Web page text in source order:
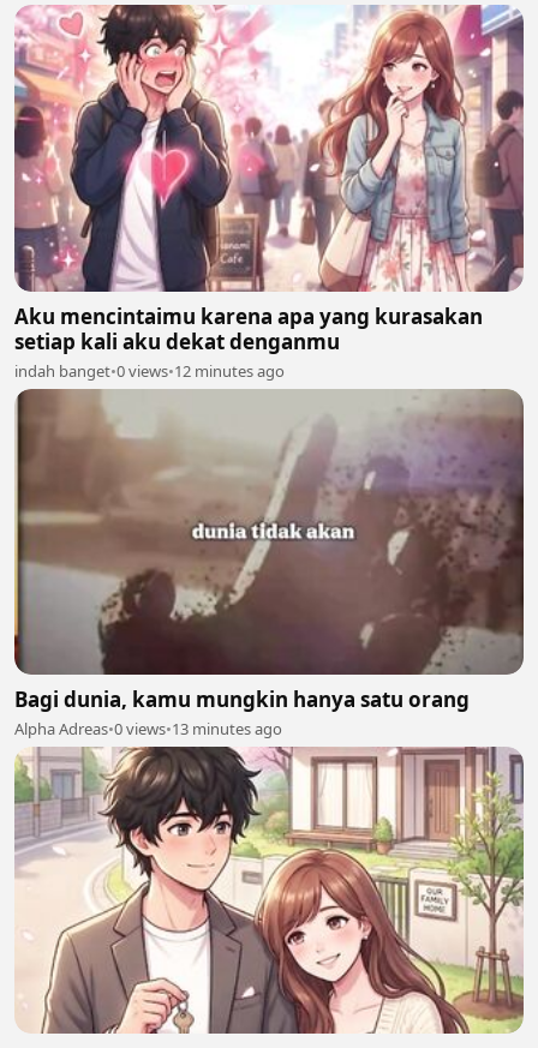
Aku mencintaimu karena apa yang kurasakan
setiap kali aku dekat denganmu
indah banget•0 views•12 minutes ago
Bagi dunia, kamu mungkin hanya satu orang
Alpha Adreas•0 views•13 minutes ago